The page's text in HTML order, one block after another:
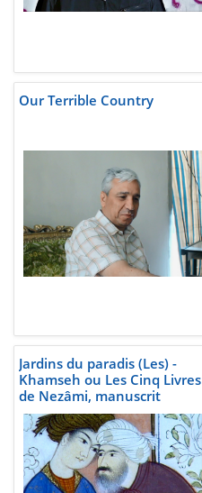
Our Terrible Country
Jardins du paradis (Les) -
Khamseh ou Les Cinq Livres
de Nezâmi, manuscrit
persan, 1619-1624